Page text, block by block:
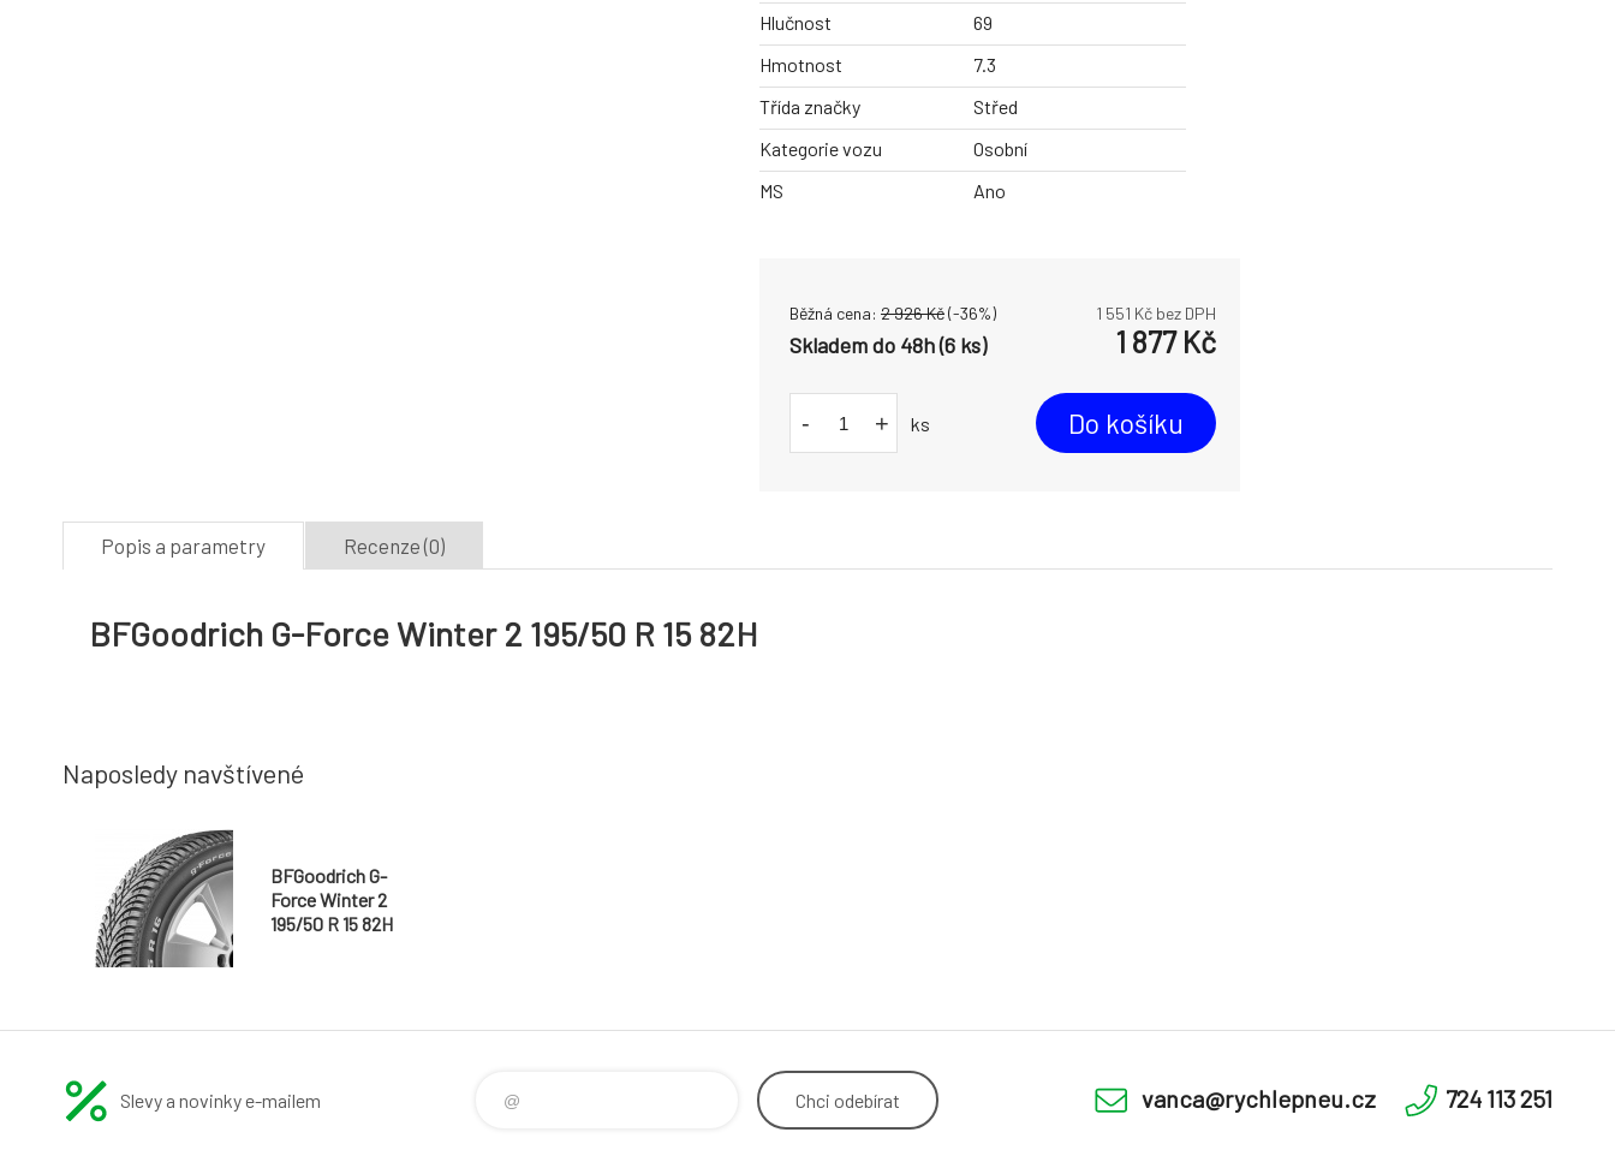
Hlučnost
69
Hmotnost
7.3
Třída značky
Střed
Kategorie vozu
Osobní
MS
Ano
Běžná cena: 2 926Kč(-36%) 1 551 Kč bez DPH
Skladem do 48h (6 ks) 1 877Kč
- + ks Do košíku
Popis a parametry Recenze (0)
BFGoodrich G-Force Winter 2 195/50 R 15 82H
Naposledy navštívené
BFGoodrich G-
Force Winter 2
195/50 R 15 82H
Slevy a novinky e-mailem Chci odebírat vanca@rychlepneu.cz 724 113 251